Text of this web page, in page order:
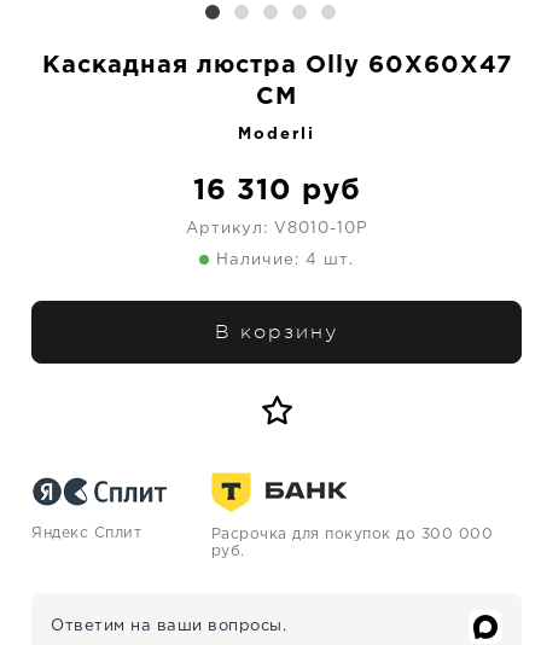
Каскадная люстра Olly 60X60X47
CM
Moderli
16 310 руб
Артикул: V8010-10P
Наличие: 4 шт.
В корзину
Яндекс Сплит
Расрочка для покупок до 300 000
руб.
Ответим на ваши вопросы.